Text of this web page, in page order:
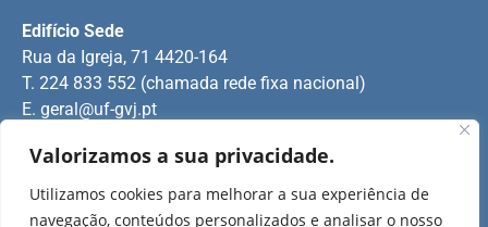
Valorizamos a sua privacidade.
Utilizamos cookies para melhorar a sua experiência de
navegação, conteúdos personalizados e analisar o nosso
Rua Manuel Pinto Martins
Edifício Sede
Rua da Igreja, 71 4420-164
T. 224 833 552 (chamada rede fixa nacional)
E. geral@uf-gvj.pt